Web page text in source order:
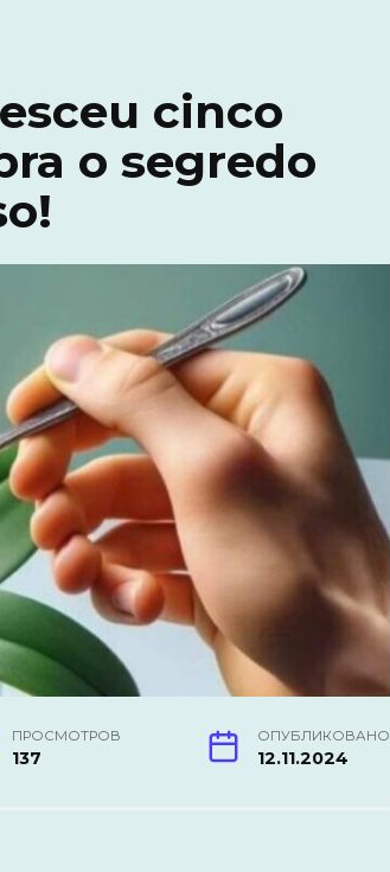
cinco
o segredo
ПРОСМОТРОВ
137
ОПУБЛИКОВАНО
12.11.2024